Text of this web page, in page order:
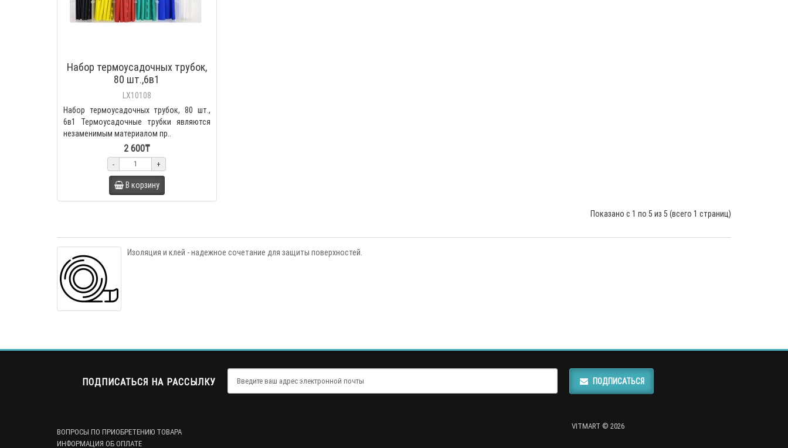
Набор термоусадочных трубок,
80 шт.,6в1
LX10108
Набор термоусадочных трубок, 80 шт.,
6в1 Термоусадочные трубки являются
незаменимым материалом пр..
2 600₸
- +
В корзину
Показано с 1 по 5 из 5 (всего 1 страниц)
Изоляция и клей - надежное сочетание для защиты поверхностей.
ПОДПИСАТЬСЯ НА РАССЫЛКУ ПОДПИСАТЬСЯ
ВОПРОСЫ ПО ПРИОБРЕТЕНИЮ ТОВАРА
ИНФОРМАЦИЯ ОБ ОПЛАТЕ
VITMART © 2026